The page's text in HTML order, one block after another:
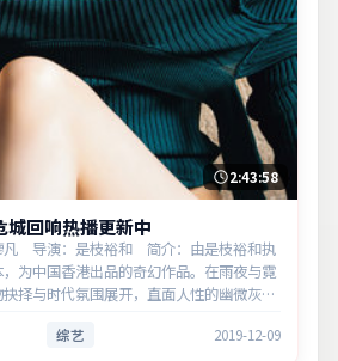
2:43:58
回响热播更新中
凡 导演：是枝裕和 简介：由是枝裕和执
为中国香港出品的奇幻作品。在雨夜与霓
择与时代氛围展开，直面人性的幽微灰
综艺 2019-12-09